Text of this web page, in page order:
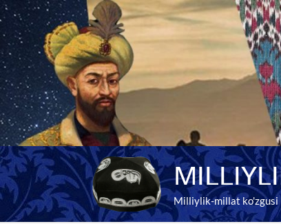
Skip
to
content
Milliylik-millat ko'zgusi